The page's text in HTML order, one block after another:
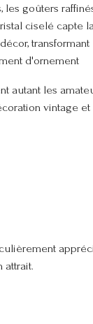
les goûters
ciselé capte
transformant
d'ornement
autant les
vintage et
attrait.